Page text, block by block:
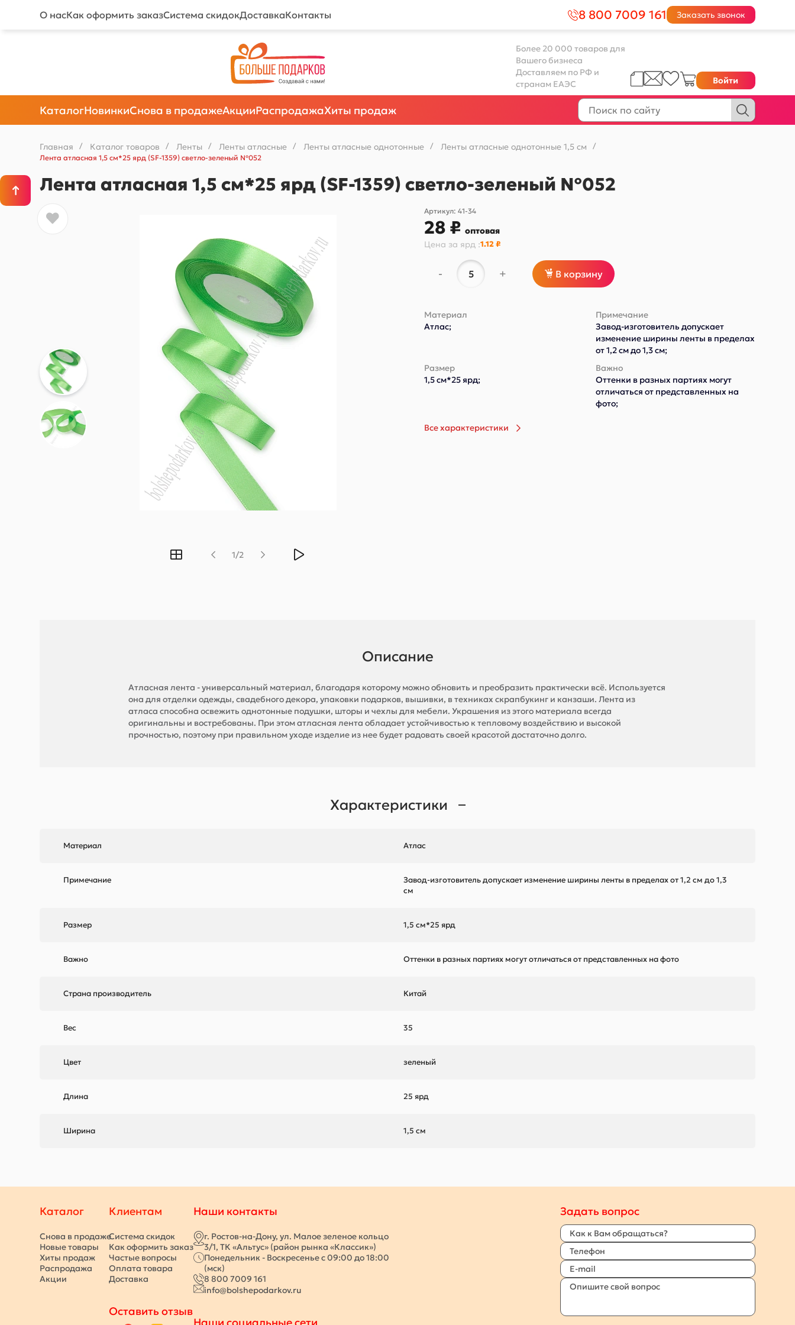
О насКак оформить заказСистема скидокДоставкаКонтакты 8 800 7009 161 Заказать звонок
Более 20 000 товаров для
Вашего бизнеса
Доставляем по РФ и
странам ЕАЭС
Войти
КаталогНовинкиСнова в продажеАкцииРаспродажаХиты продаж
Главная / Каталог товаров / Ленты / Ленты атласные / Ленты атласные однотонные / Ленты атласные однотонные 1,5 см
/
Лента атласная 1,5 см*25 ярд (SF-1359) светло-зеленый №052
Лента атласная 1,5 см*25 ярд (SF-1359) светло-зеленый №052
1/2
Артикул:41-34
28 ₽оптовая
Цена за ярд :1.12 ₽
- + В корзину
Материал
Атлас;
Примечание
Завод-изготовитель допускает
изменение ширины ленты в пределах
от 1,2 см до 1,3 см;
Размер
1,5 см*25 ярд;
Важно
Оттенки в разных партиях могут
отличаться от представленных на
фото;
Все характеристики
Описание
Атласная лента - универсальный материал, благодаря которому можно обновить и преобразить практически всё. Используется
она для отделки одежды, свадебного декора, упаковки подарков, вышивки, в техниках скрапбукинг и канзаши. Лента из
атласа способна освежить однотонные подушки, шторы и чехлы для мебели. Украшения из этого материала всегда
оригинальны и востребованы. При этом атласная лента обладает устойчивостью к тепловому воздействию и высокой
прочностью, поэтому при правильном уходе изделие из нее будет радовать своей красотой достаточно долго.
Характеристики
Материал Атлас
Примечание
Завод-изготовитель допускает изменение ширины ленты в пределах от 1,2 см до 1,3
см
Размер 1,5 см*25 ярд
Важно Оттенки в разных партиях могут отличаться от представленных на фото
Страна производитель Китай
Вес 35
Цвет зеленый
Длина 25 ярд
Ширина 1,5 см
Каталог
Снова в продаже
Новые товары
Хиты продаж
Распродажа
Акции
Клиентам
Система скидок
Как оформить заказ
Частые вопросы
Оплата товара
Доставка
Оставить отзыв
Наши контакты
г. Ростов-на-Дону, ул. Малое зеленое кольцо
3/1, ТК «Альтус» (район рынка «Классик»)
Понедельник - Воскресенье с 09:00 до 18:00
(мск)
8 800 7009 161
info@bolshepodarkov.ru
Задать вопрос